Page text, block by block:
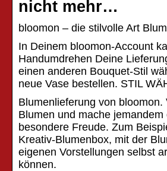
nicht mehr…
bloomon – die stilvolle Art
In Deinem bloomon-Account
Handumdrehen Deine
einen anderen Bouquet-Stil
neue Vase bestellen. STIL
Blumenlieferung von bloomon.
Blumen und mache jemandem
besondere Freude. Zum
Kreativ-Blumenbox, mit der
eigenen Vorstellungen selbst
können.